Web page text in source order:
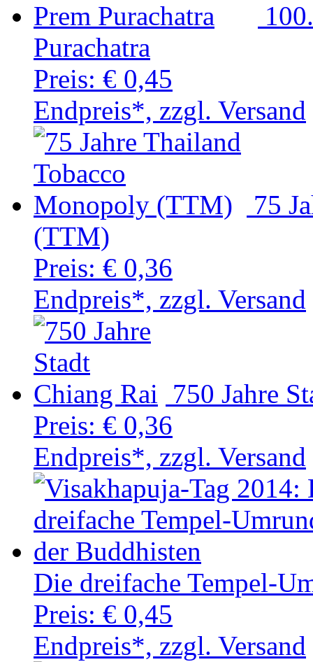
Purachatra
Preis: € 0,45
Endpreis*, zzgl. Versand
75
(TTM)
Preis: € 0,36
Endpreis*, zzgl. Versand
750 Jahre
Preis: € 0,36
Endpreis*, zzgl. Versand
Die dreifache Tempel-
Preis: € 0,45
Endpreis*, zzgl. Versand